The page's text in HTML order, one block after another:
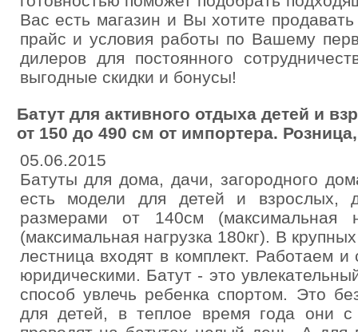
Вас есть магазин и Вы хотите
прайс и условия работы по Вашему
дилеров для постоянного
выгодные скидки и бонусы!
Батут для активного отдыха детей и
от 150 до 490 см от импортера.
05.06.2015
Батуты для дома, дачи, загородного
есть модели для детей и взрослых,
размерами от 140см (максимальная
(максимальная нагрузка 180кг). В
лестница входят в комплект. Работаем
юридическими. Батут - это
способ увлечь ребенка спортом. Это
для детей, в теплое время года они с